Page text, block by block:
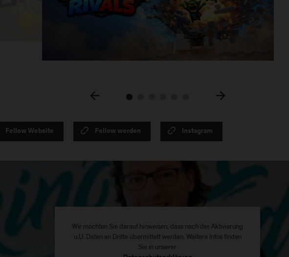
Fellow Website Fellow werden Instagram
Wir möchten Sie darauf hinweisen, dass nach der Aktivierung
u.U. Daten an Dritte übermittelt werden. Weitere Infos finden
Sie in unserer